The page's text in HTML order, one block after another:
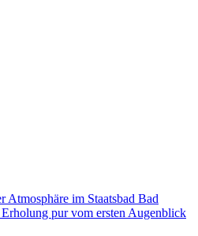
Atmosphäre im Staatsbad Bad
pur vom ersten Augenblick